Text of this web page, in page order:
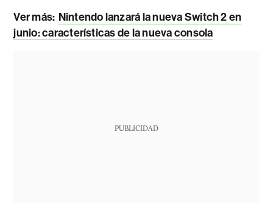
Ver más: Nintendo lanzará la nueva Switch 2 en
junio: características de la nueva consola
PUBLICIDAD